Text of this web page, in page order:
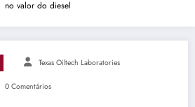
no valor do diesel
Texas Oiltech Laboratories
0 Comentários